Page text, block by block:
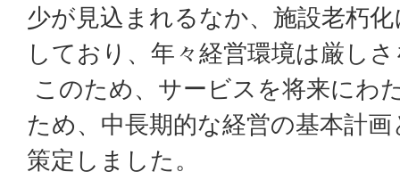
少が見込まれるなか、施設老朽
しており、年々経営環境は厳し
このため、サービスを将来にわ
ため、中長期的な経営の基本計
策定しました。